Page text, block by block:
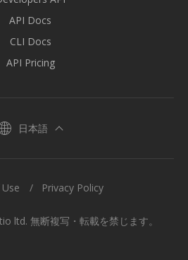
API Docs
CLI Docs
API Pricing
日本語
ltd. 無断複写・転載を禁じます。
Privacy Policy